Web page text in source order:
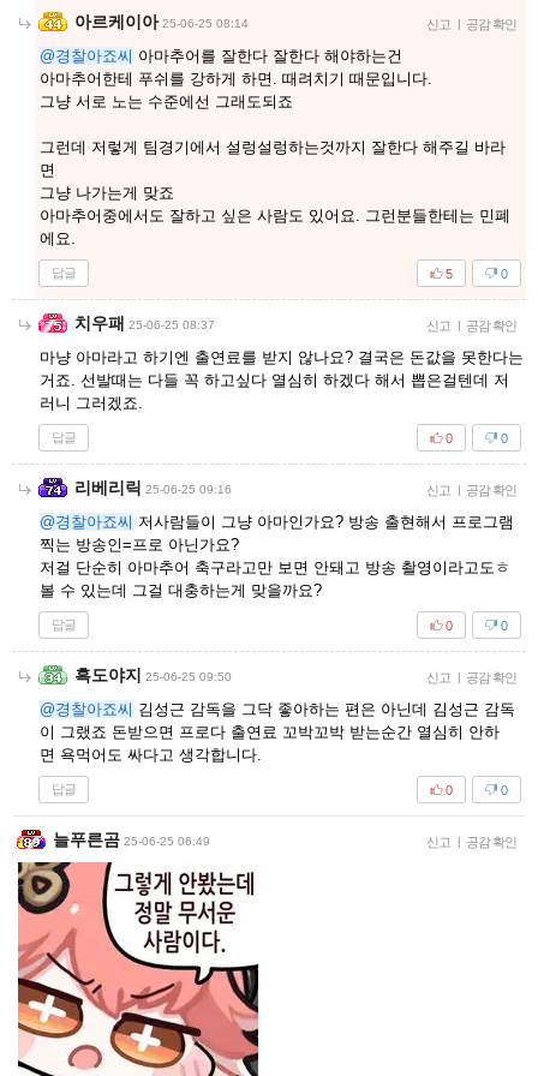
아르케이아 25-06-25 08:14 신고 | 공감 확인
@경찰아죠씨 아마추어를 잘한다 잘한다 해야하는건
아마추어한테 푸쉬를 강하게 하면. 때려치기 때문입니다.
그냥 서로 노는 수준에선 그래도되죠
그런데 저렇게 팀경기에서 설렁설렁하는것까지 잘한다 해주길 바라
면
그냥 나가는게 맞죠
아마추어중에서도 잘하고 싶은 사람도 있어요. 그런분들한테는 민폐
에요.
답글 0
5
치우패 25-06-25 08:37 신고 | 공감 확인
마냥 아마라고 하기엔 출연료를 받지 않나요? 결국은 돈값을 못한다는
거죠. 선발때는 다들 꼭 하고싶다 열심히 하겠다 해서 뽑은걸텐데 저
러니 그러겠죠.
답글 0
0
리베리릭 25-06-25 09:16 신고 | 공감 확인
@경찰아죠씨 저사람들이 그냥 아마인가요? 방송 출현해서 프로그램
찍는 방송인=프로 아닌가요?
저걸 단순히 아마추어 축구라고만 보면 안돼고 방송 촬영이라고도ㅎ
볼 수 있는데 그걸 대충하는게 맞을까요?
답글 0
0
흑도야지 25-06-25 09:50 신고 | 공감 확인
@경찰아죠씨 김성근 감독을 그닥 좋아하는 편은 아닌데 김성근 감독
이 그랬죠 돈받으면 프로다 출연료 꼬박꼬박 받는순간 열심히 안하
면 욕먹어도 싸다고 생각합니다.
답글 0
0
늘푸른곰 25-06-25 06:49 신고 | 공감 확인